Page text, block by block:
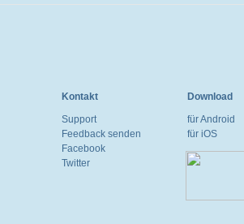
Kontakt
Support
Feedback senden
Facebook
Twitter
Download
für Android
für iOS